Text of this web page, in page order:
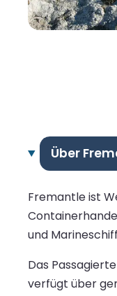
Über
Fremantle ist
und
Das
verfügt über